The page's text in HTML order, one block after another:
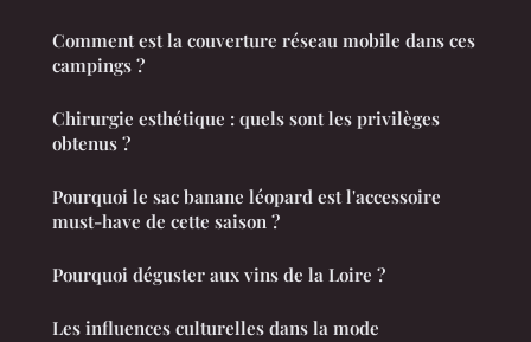
Comment est la couverture réseau mobile dans ces
campings ?
Chirurgie esthétique : quels sont les privilèges
obtenus ?
Pourquoi le sac banane léopard est l'accessoire
must-have de cette saison ?
Pourquoi déguster aux vins de la Loire ?
Les influences culturelles dans la mode